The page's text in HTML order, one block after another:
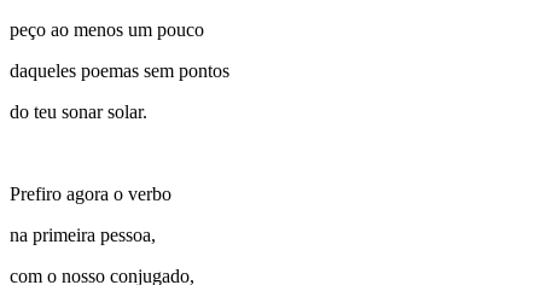
peço ao menos um pouco
daqueles poemas sem pontos
do teu sonar solar.
Prefiro agora o verbo
na primeira pessoa,
com o nosso conjugado,